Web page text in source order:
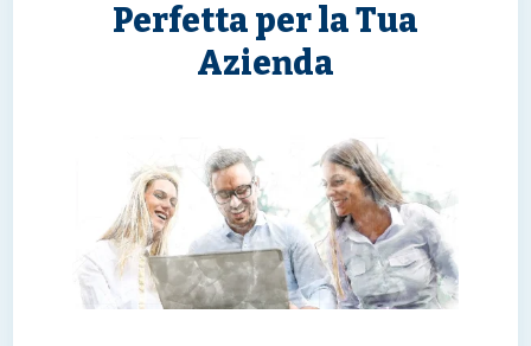
Perfetta per la Tua
Azienda